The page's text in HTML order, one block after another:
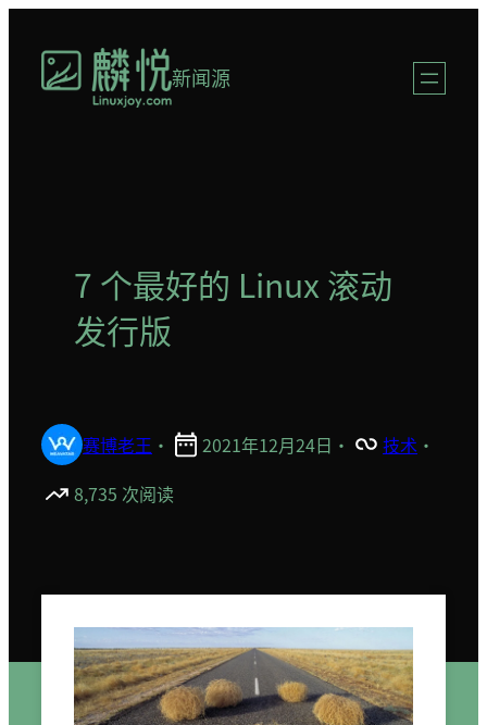
新闻源
7 个最好的 Linux 滚动
发行版
赛博老王 · 2021年12月24日 · 技术 ·
8,735 次阅读